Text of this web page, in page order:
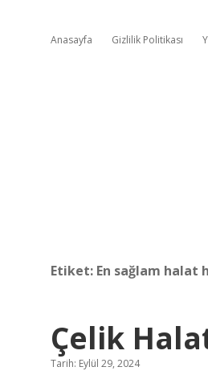
Anasayfa Gizlilik Politikası
Etiket: En sağlam halat
Çelik
Tarih: Eylül 29, 2024